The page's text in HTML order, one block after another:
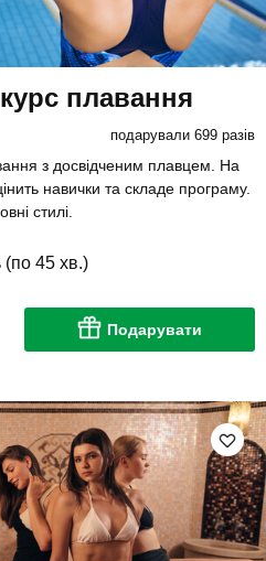
плавання
подарували 699 разів
з досвідченим плавцем. На
навички та складе програму.
стилі.
(по 45 хв.)
Подарувати